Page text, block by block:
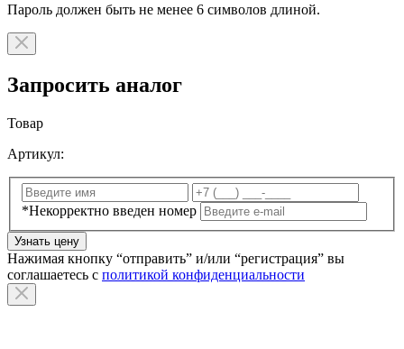
Пароль должен быть не менее 6 символов длиной.
Запросить аналог
Товар
Артикул:
*Некорректно введен номер
Узнать цену
Нажимая кнопку “отправить” и/или “регистрация” вы
соглашаетесь с политикой конфиденциальности